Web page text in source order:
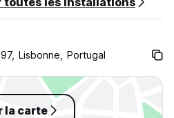
28 jours. (Auto-translated from
Lisbonne, Portugal
la carte